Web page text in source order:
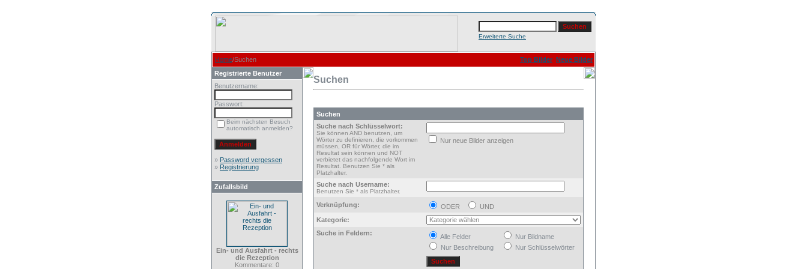
Erweiterte Suche
Home/Suchen Top Bilder Neue Bilder
Registrierte Benutzer
Benutzername:
Passwort:
Beim nächsten Besuch
automatisch anmelden?
» Password vergessen
» Registrierung
Zufallsbild
Ein- und Ausfahrt - rechts
die Rezeption
Kommentare: 0
Suchen
Suchen
Suche nach Schlüsselwort:
Sie können AND benutzen, um
Wörter zu definieren, die vorkommen
müssen, OR für Wörter, die im
Resultat sein können und NOT
verbietet das nachfolgende Wort im
Resultat. Benutzen Sie * als
Platzhalter.
Nur neue Bilder anzeigen
Suche nach Username:
Benutzen Sie * als Platzhalter.
Verknüpfung: ODER
UND
Kategorie:
Suche in Feldern:
Alle Felder
Nur Bildname
Nur Beschreibung
Nur Schlüsselwörter